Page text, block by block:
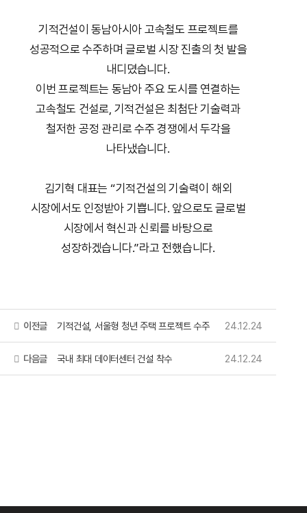
기적건설이 동남아시아 고속철도 프로젝트를
성공적으로 수주하며 글로벌 시장 진출의 첫 발을
내디뎠습니다.
이번 프로젝트는 동남아 주요 도시를 연결하는
고속철도 건설로, 기적건설은 최첨단 기술력과
철저한 공정 관리로 수주 경쟁에서 두각을
나타냈습니다.
김기혁 대표는 “기적건설의 기술력이 해외
시장에서도 인정받아 기쁩니다. 앞으로도 글로벌
시장에서 혁신과 신뢰를 바탕으로
성장하겠습니다.”라고 전했습니다.
이전글 기적건설, 서울형 청년 주택 프로젝트 수주 24.12.24
다음글 국내 최대 데이터센터 건설 착수 24.12.24